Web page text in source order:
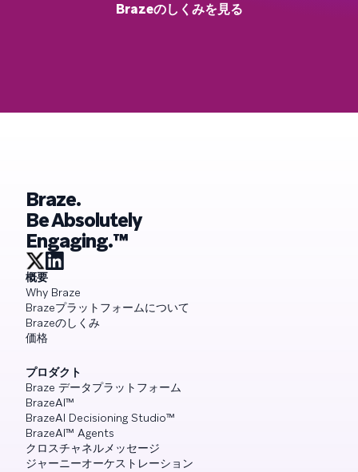
Brazeのしくみを見る
Braze.
Be Absolutely
Engaging.™
概要
Why Braze
Brazeプラットフォームについて
Brazeのしくみ
価格
プロダクト
Braze データプラットフォーム
BrazeAI™
BrazeAI Decisioning Studio™
BrazeAI™ Agents
クロスチャネルメッセージ
ジャーニーオーケストレーション